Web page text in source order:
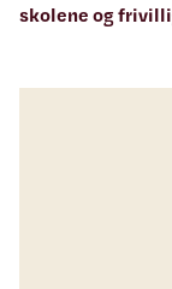
skolene og